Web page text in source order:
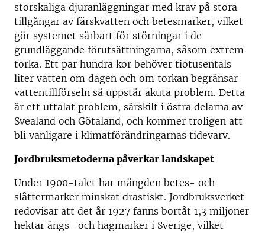
storskaliga djuranläggningar med krav på stora
tillgångar av färskvatten och betesmarker, vilket
gör systemet sårbart för störningar i de
grundläggande förutsättningarna, såsom extrem
torka. Ett par hundra kor behöver tiotusentals
liter vatten om dagen och om torkan begränsar
vattentillförseln så uppstår akuta problem. Detta
är ett uttalat problem, särskilt i östra delarna av
Svealand och Götaland, och kommer troligen att
bli vanligare i klimatförändringarnas tidevarv.
Jordbruksmetoderna påverkar landskapet
Under 1900-talet har mängden betes- och
slåttermarker minskat drastiskt. Jordbruksverket
redovisar att det år 1927 fanns bortåt 1,3 miljoner
hektar ängs- och hagmarker i Sverige, vilket